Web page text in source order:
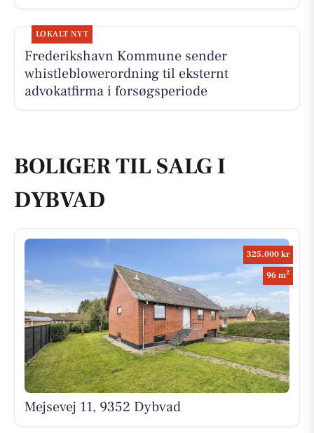
LOKALT NYT
Frederikshavn Kommune sender
whistleblowerordning til eksternt
advokatfirma i forsøgsperiode
BOLIGER TIL SALG I
DYBVAD
325.000 kr
96 m2
Mejsevej 11, 9352 Dybvad